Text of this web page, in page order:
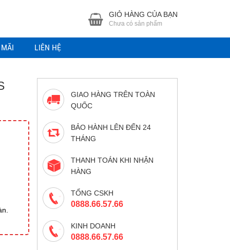
GIỎ HÀNG CỦA BẠN
Chưa có sản phẩm
LIÊN HỆ
GIAO HÀNG TRÊN TOÀN
QUỐC
BẢO HÀNH LÊN ĐẾN 24
THÁNG
THANH TOÁN KHI NHẬN
HÀNG
TỔNG CSKH
0888.66.57.66
KINH DOANH
0888.66.57.66